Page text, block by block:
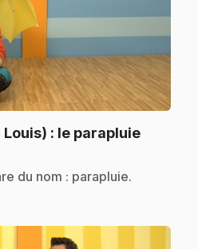
Louis) : le parapluie.
du nom : parapluie.